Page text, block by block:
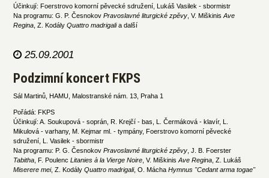
Účinkují: Foerstrovo komorní pěvecké sdružení, Lukáš Vasilek - sbormistr
Na programu: G. P. ČesnokovPravoslavné liturgické zpěvy , V. MiškinisAve
Regina , Z. KodályQuattro madrigalia další
25.09.2001
Podzimní koncert FKPS
Sál Martinů, HAMU, Malostranské nám. 13, Praha 1
Pořádá: FKPS
Účinkují: A. Soukupová - soprán, R. Krejčí - bas, L. Čermáková - klavír, L.
Mikulová - varhany, M. Kejmar ml. - tympány, Foerstrovo komorní pěvecké
sdružení, L. Vasilek - sbormistr
Na programu: P. G. ČesnokovPravoslavné liturgické zpěvy , J. B. Foerster
Tabitha , F. PoulencLitanies à la Vierge Noire , V. Miškinis Ave Regina , Z. Lukáš
Miserere mei, Z. KodályQuattro madrigali, O. MáchaHymnus "Cedant arma togae"